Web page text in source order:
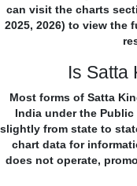
can visit the charts
2025, 2026) to view the
Is Satta
Most forms of Satta
India under the Public
slightly from state to
chart data for
does not operate,